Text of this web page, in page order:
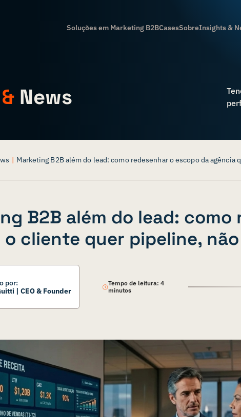
Soluções em Marketing B2BCasesSobreInsights &
& News
| Marketing B2B além do lead: como redesenhar o escopo da
B2B além do lead:
cliente quer pipeline, não
por:
| CEO & Founder
Tempo de leitura: 4
minutos